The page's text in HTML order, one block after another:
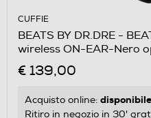
CUFFIE
BEATS BY DR.DRE -
wireless ON-EAR-Nero
€ 139,00
Acquisto online: disponibile
Ritiro in negozio in 30'